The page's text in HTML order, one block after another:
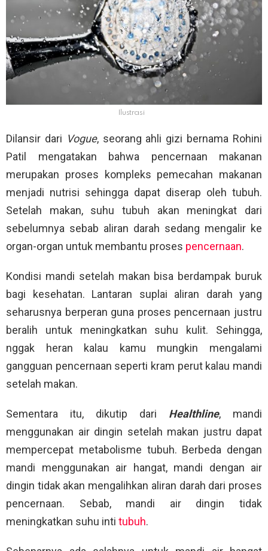
Ilustrasi
Dilansir dari Vogue, seorang ahli gizi bernama Rohini
Patil mengatakan bahwa pencernaan makanan
merupakan proses kompleks pemecahan makanan
menjadi nutrisi sehingga dapat diserap oleh tubuh.
Setelah makan, suhu tubuh akan meningkat dari
sebelumnya sebab aliran darah sedang mengalir ke
organ-organ untuk membantu proses pencernaan.
Kondisi mandi setelah makan bisa berdampak buruk
bagi kesehatan. Lantaran suplai aliran darah yang
seharusnya berperan guna proses pencernaan justru
beralih untuk meningkatkan suhu kulit. Sehingga,
nggak heran kalau kamu mungkin mengalami
gangguan pencernaan seperti kram perut kalau mandi
setelah makan.
Sementara itu, dikutip dari Healthline, mandi
menggunakan air dingin setelah makan justru dapat
mempercepat metabolisme tubuh. Berbeda dengan
mandi menggunakan air hangat, mandi dengan air
dingin tidak akan mengalihkan aliran darah dari proses
pencernaan. Sebab, mandi air dingin tidak
meningkatkan suhu inti tubuh.